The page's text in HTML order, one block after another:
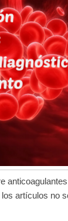
artículos no